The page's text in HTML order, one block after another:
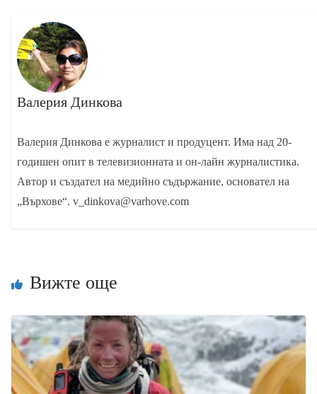
Валерия Динкова
Валерия Динкова е журналист и продуцент. Има над 20-
годишен опит в телевизионната и он-лайн журналистика.
Автор и създател на медийно съдържание, основател на
„Върхове“. v_dinkova@varhove.com
Вижте още